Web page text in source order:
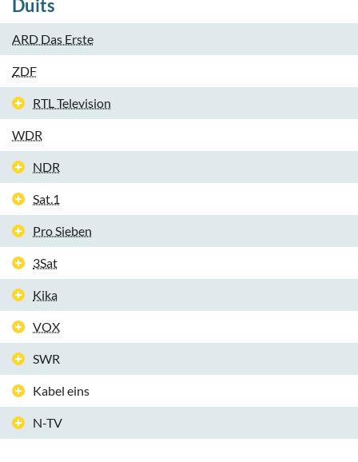
Duits
ARD Das Erste
ZDF
RTL Television
WDR
NDR
Sat.1
Pro Sieben
3Sat
Kika
VOX
SWR
Kabel eins
N-TV